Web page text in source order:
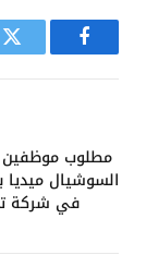
فيسبوك
مطلوب موظفين
السوشيال ميديا
في شركة